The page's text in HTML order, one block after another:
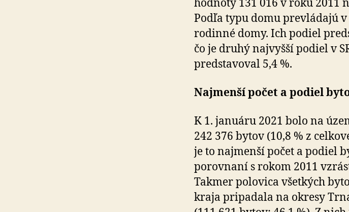
hodnoty 131 016 v roku 2011
Podľa typu domu prevládajú
rodinné domy. Ich podiel
čo je druhý najvyšší podiel v
predstavoval 5,4 %.
Najmenší počet a podiel
K 1. januáru 2021 bolo na
242 376 bytov (10,8 % z
je to najmenší počet a podiel
porovnaní s rokom 2011
Takmer polovica všetkých
kraja pripadala na okresy